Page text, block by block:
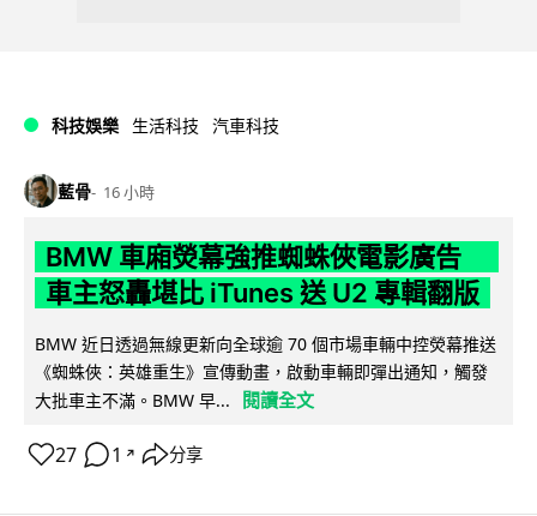
科技娛樂 生活科技 汽車科技
藍骨 16 小時
BMW 車廂熒幕強推蜘蛛俠電影廣告
車主怒轟堪比 iTunes 送 U2 專輯翻版
BMW 近日透過無線更新向全球逾 70 個市場車輛中控熒幕推送
《蜘蛛俠：英雄重生》宣傳動畫，啟動車輛即彈出通知，觸發
大批車主不滿。BMW 早...
閱讀全文
27 1 ↗ 分享